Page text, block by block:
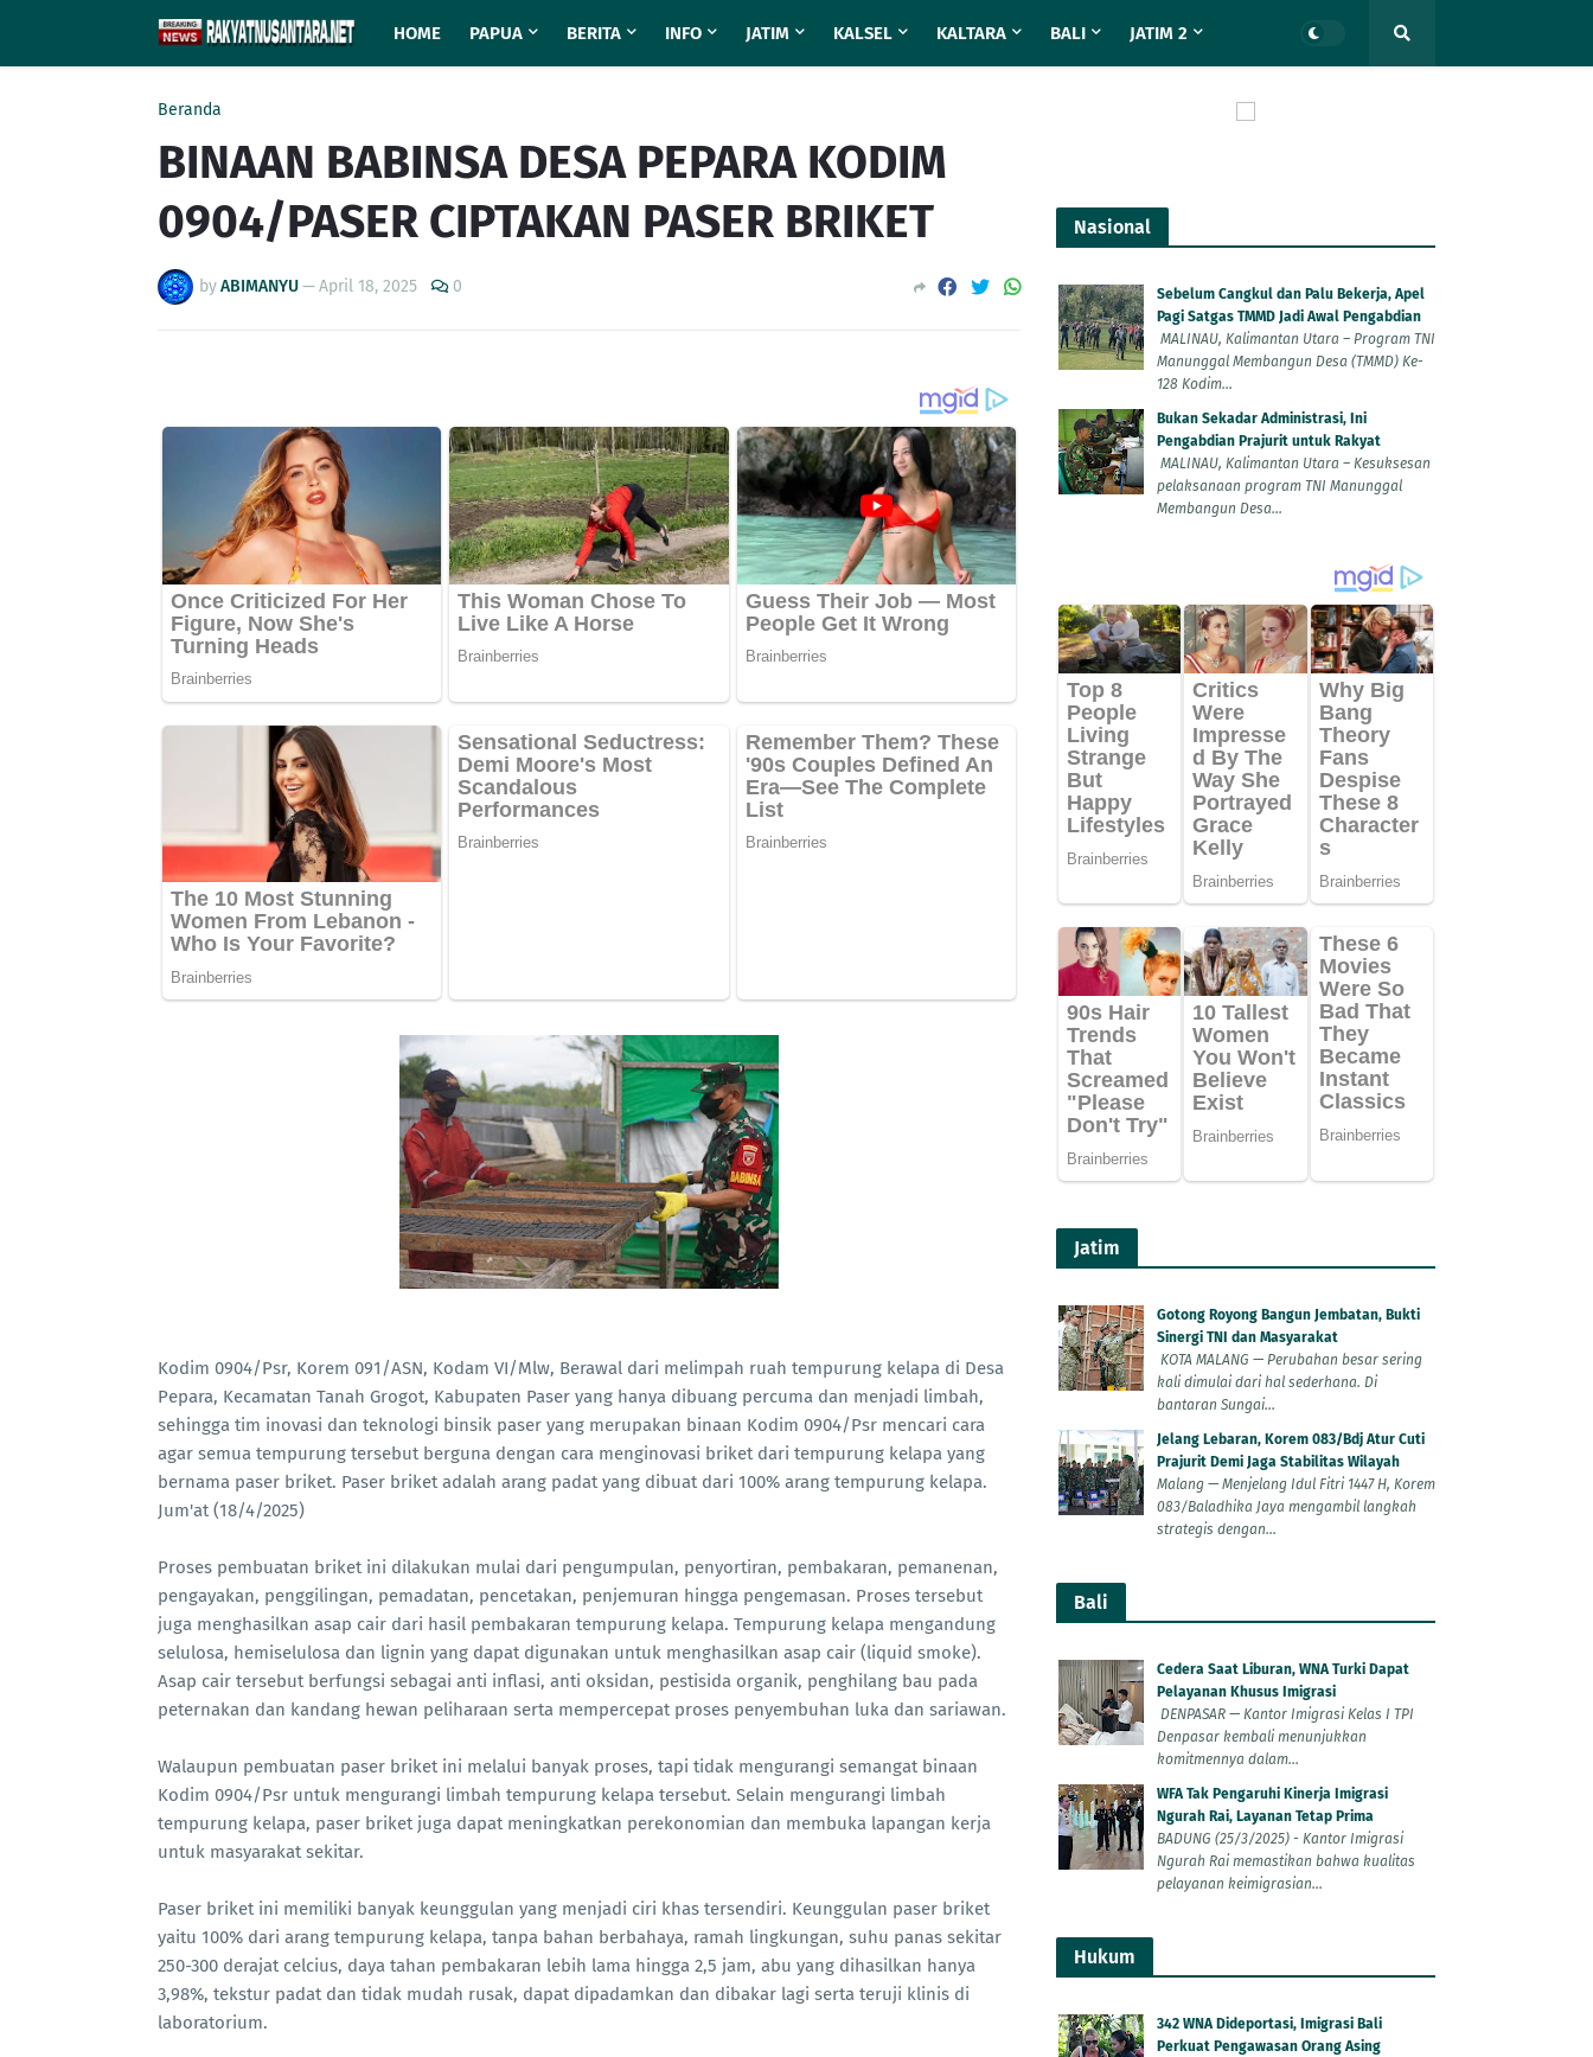
HOME PAPUA BERITA INFO JATIM KALSEL KALTARA BALI JATIM 2
Beranda
BINAAN BABINSA DESA PEPARA KODIM
0904/PASER CIPTAKAN PASER BRIKET
byABIMANYU—April 18, 2025 0
Kodim 0904/Psr, Korem 091/ASN, Kodam VI/Mlw, Berawal dari melimpah ruah tempurung kelapa di Desa
Pepara, Kecamatan Tanah Grogot, Kabupaten Paser yang hanya dibuang percuma dan menjadi limbah,
sehingga tim inovasi dan teknologi binsik paser yang merupakan binaan Kodim 0904/Psr mencari cara
agar semua tempurung tersebut berguna dengan cara menginovasi briket dari tempurung kelapa yang
bernama paser briket. Paser briket adalah arang padat yang dibuat dari 100% arang tempurung kelapa.
Jum'at (18/4/2025)
Proses pembuatan briket ini dilakukan mulai dari pengumpulan, penyortiran, pembakaran, pemanenan,
pengayakan, penggilingan, pemadatan, pencetakan, penjemuran hingga pengemasan. Proses tersebut
juga menghasilkan asap cair dari hasil pembakaran tempurung kelapa. Tempurung kelapa mengandung
selulosa, hemiselulosa dan lignin yang dapat digunakan untuk menghasilkan asap cair (liquid smoke).
Asap cair tersebut berfungsi sebagai anti inflasi, anti oksidan, pestisida organik, penghilang bau pada
peternakan dan kandang hewan peliharaan serta mempercepat proses penyembuhan luka dan sariawan.
Walaupun pembuatan paser briket ini melalui banyak proses, tapi tidak mengurangi semangat binaan
Kodim 0904/Psr untuk mengurangi limbah tempurung kelapa tersebut. Selain mengurangi limbah
tempurung kelapa, paser briket juga dapat meningkatkan perekonomian dan membuka lapangan kerja
untuk masyarakat sekitar.
Paser briket ini memiliki banyak keunggulan yang menjadi ciri khas tersendiri. Keunggulan paser briket
yaitu 100% dari arang tempurung kelapa, tanpa bahan berbahaya, ramah lingkungan, suhu panas sekitar
250-300 derajat celcius, daya tahan pembakaran lebih lama hingga 2,5 jam, abu yang dihasilkan hanya
3,98%, tekstur padat dan tidak mudah rusak, dapat dipadamkan dan dibakar lagi serta teruji klinis di
laboratorium.
Nasional
Sebelum Cangkul dan Palu Bekerja, Apel
Pagi Satgas TMMD Jadi Awal Pengabdian
MALINAU, Kalimantan Utara – Program TNI
Manunggal Membangun Desa (TMMD) Ke-
128 Kodim...
Bukan Sekadar Administrasi, Ini
Pengabdian Prajurit untuk Rakyat
MALINAU, Kalimantan Utara – Kesuksesan
pelaksanaan program TNI Manunggal
Membangun Desa...
Jatim
Gotong Royong Bangun Jembatan, Bukti
Sinergi TNI dan Masyarakat
KOTA MALANG — Perubahan besar sering
kali dimulai dari hal sederhana. Di
bantaran Sungai...
Jelang Lebaran, Korem 083/Bdj Atur Cuti
Prajurit Demi Jaga Stabilitas Wilayah
Malang — Menjelang Idul Fitri 1447 H, Korem
083/Baladhika Jaya mengambil langkah
strategis dengan...
Bali
Cedera Saat Liburan, WNA Turki Dapat
Pelayanan Khusus Imigrasi
DENPASAR — Kantor Imigrasi Kelas I TPI
Denpasar kembali menunjukkan
komitmennya dalam...
WFA Tak Pengaruhi Kinerja Imigrasi
Ngurah Rai, Layanan Tetap Prima
BADUNG (25/3/2025) - Kantor Imigrasi
Ngurah Rai memastikan bahwa kualitas
pelayanan keimigrasian...
Hukum
342 WNA Dideportasi, Imigrasi Bali
Perkuat Pengawasan Orang Asing